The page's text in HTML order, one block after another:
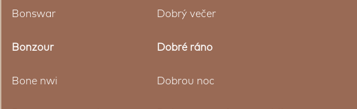
Bonswar Dobrý večer
Bonzour Dobré ráno
Bone nwi Dobrou noc